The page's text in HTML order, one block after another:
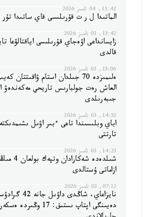
11:42, 04 تامىز 2026
الماتىدا ل ر ت قۇرىلىسى قاي ساتىدا تۇر
15:42, 03 تامىز 2026
زايسانداعى اۋەجاي قۇرىلىسى اياقتالۋعا
قالدى
15:06, 03 تامىز 2026
ەلىمىزدە 70 جىلدان استام ۋاقىتتان
العاش رەت جولبارىس تاريحي مەكەندەۋ
جىبەرىلدى
14:52, 03 تامىز 2026
اباي وبلىسىندا تاعى ءبىر اۋىل
تارتتى
14:23, 03 تامىز 2026
شىلدەدە
ازاماتى ۇستالدى
07:12, 03 تامىز 2026
نايزاعاي، شاڭدى داۋىل جانە
دەيىنگى اپتاپ ىستىق: 17 وڭىردە